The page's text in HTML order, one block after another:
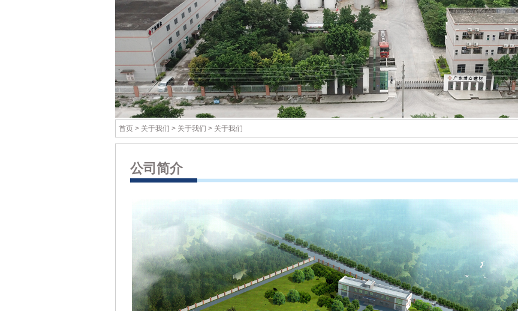
首页 > 关于我们 > 关于我们 > 关于我们
公司简介